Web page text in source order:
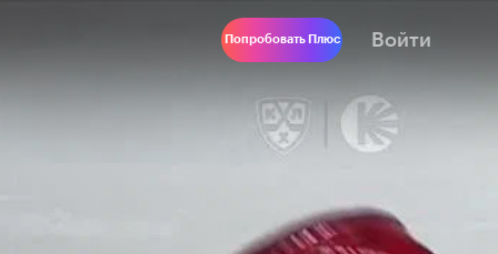
Попробовать Плюс Войти